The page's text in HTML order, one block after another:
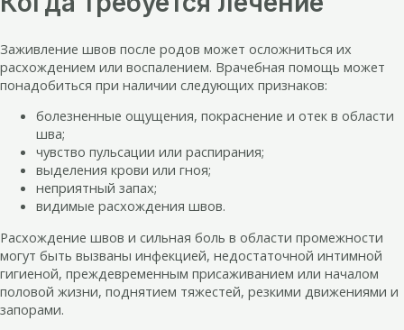
Заживление швов после родов может осложниться их
расхождением или воспалением. Врачебная помощь может
понадобиться при наличии следующих признаков:
болезненные ощущения, покраснение и отек в области
шва;
чувство пульсации или распирания;
выделения крови или гноя;
неприятный запах;
видимые расхождения швов.
Расхождение швов и сильная боль в области промежности
могут быть вызваны инфекцией, недостаточной интимной
гигиеной, преждевременным присаживанием или началом
половой жизни, поднятием тяжестей, резкими движениями и
запорами.